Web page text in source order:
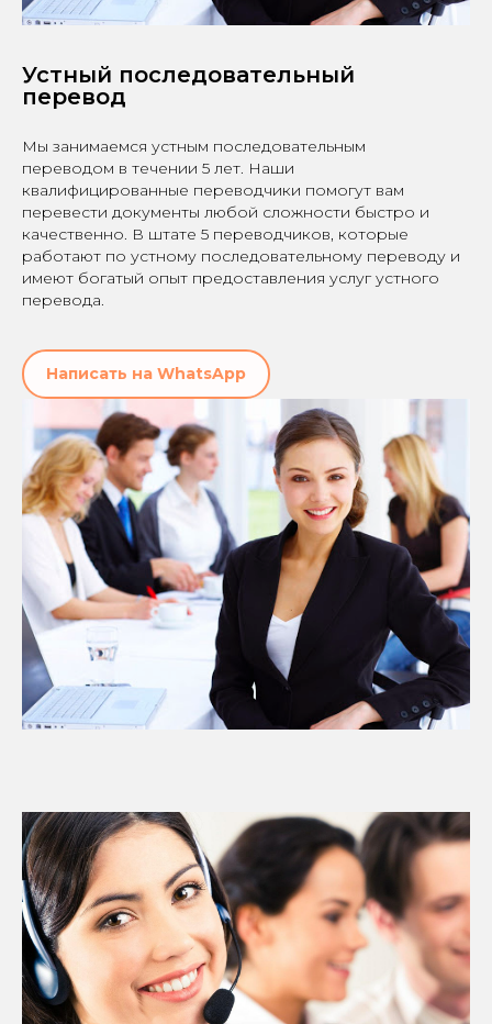
Устный последовательный
перевод
Мы занимаемся устным последовательным
переводом в течении 5 лет. Наши
квалифицированные переводчики помогут вам
перевести документы любой сложности быстро и
качественно. В штате 5 переводчиков, которые
работают по устному последовательному переводу и
имеют богатый опыт предоставления услуг устного
перевода.
Написать на WhatsApp